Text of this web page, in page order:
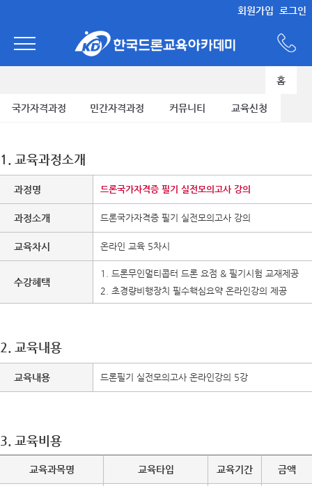
회원가입 로그인
홈
국가자격과정 민간자격과정 커뮤니티 교육신청
1. 교육과정소개
과정명 드론국가자격증 필기 실전모의고사 강의
과정소개 드론국가자격증 필기 실전모의고사 강의
교육차시 온라인 교육 5차시
수강혜택
1. 드론무인멀티콥터 드론 요점 & 필기시험 교재제공
2. 초경량비행장치 필수핵심요약 온라인강의 제공
2. 교육내용
교육내용 드론필기 실전모의고사 온라인강의 5강
3. 교육비용
교육과목명 교육타입 교육기간 금액